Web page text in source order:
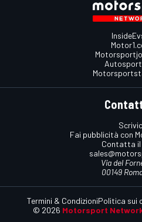
Fai pubblicità con
Contatta il
Via del
00149
© 2026 Motorsport
Termini & CondizioniPolitica sui